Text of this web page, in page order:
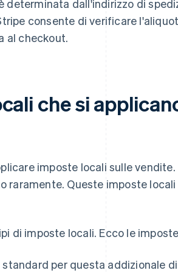
dall'indirizzo di
consente di verificare
al checkout.
che si
imposte locali sulle
raramente. Queste imposte
di imposte locali. Ecco le
per questa addizionale